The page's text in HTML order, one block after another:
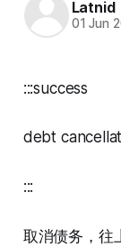
Latnid
01 Jun
:::success
debt
:::
取消债务，往